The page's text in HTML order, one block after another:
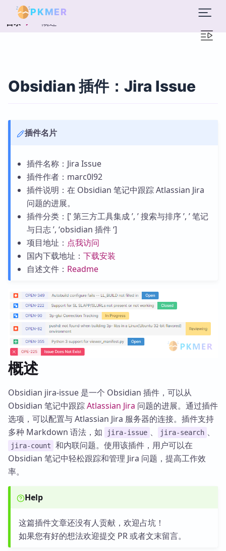
PKMER
目录 概述
Obsidian 插件：Jira Issue
插件名片
插件名称：Jira Issue
插件作者：marc0l92
插件说明：在 Obsidian 笔记中跟踪 Atlassian Jira
问题的进展。
插件分类：[’ 第三方工具集成 ’, ’ 搜索与排序 ’, ’ 笔记
与日志 ’, ‘obsidian 插件 ‘]
项目地址： 点我访问
国内下载地址： 下载安装
自述文件： Readme
概述
Obsidian jira-issue 是一个 Obsidian 插件，可以从
Obsidian 笔记中跟踪Atlassian Jira 问题的进展。通过插件
选项，可以配置与 Atlassian Jira 服务器的连接。插件支持
多种 Markdown 语法，如
jira-issue 、 jira-search 、
jira-count
和内联问题。使用该插件，用户可以在
Obsidian 笔记中轻松跟踪和管理 Jira 问题，提高工作效
率。
Help
这篇插件文章还没有人贡献，欢迎占坑！
如果您有好的想法欢迎提交 PR 或者文末留言。